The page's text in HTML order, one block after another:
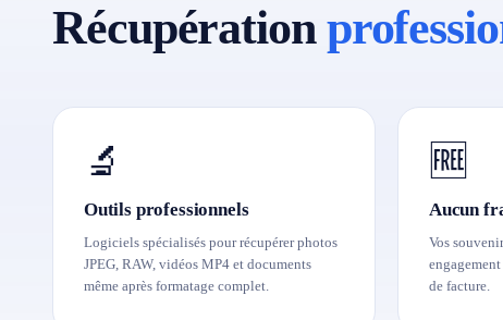
Récupération
🔬
Outils professionnels
Logiciels spécialisés pour récupérer photos
JPEG, RAW, vidéos MP4 et documents
même après formatage complet.
🆓
Aucun
Vos
de facture.